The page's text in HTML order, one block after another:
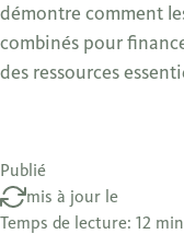
démontre comment
combinés pour
des ressources
Publié
mis à jour le
Temps de lecture: 12